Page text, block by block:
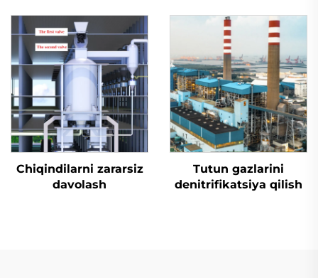
Chiqindilarni zararsiz
davolash
Tutun gazlarini
denitrifikatsiya qilish